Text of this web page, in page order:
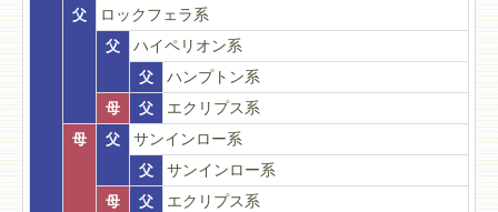
父
ロックフェラ系
父
ハイペリオン系
父
ハンプトン系
母
父
エクリプス系
母
父
サンインロー系
父
サンインロー系
母
父
エクリプス系